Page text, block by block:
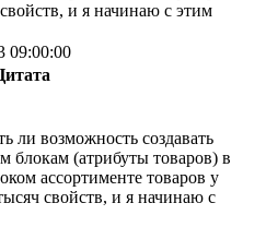
и я начинаю с этим
09:00:00
ли возможность создавать
блокам (атрибуты товаров) в
ассортименте товаров у
свойств, и я начинаю с